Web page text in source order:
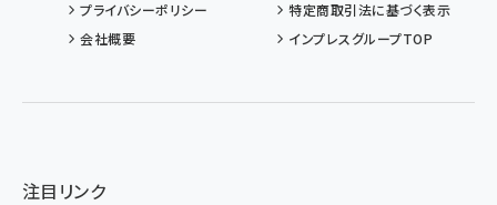
プライバシーポリシー
特定商取引法に基づく表示
会社概要
インプレスグループTOP
注目リンク